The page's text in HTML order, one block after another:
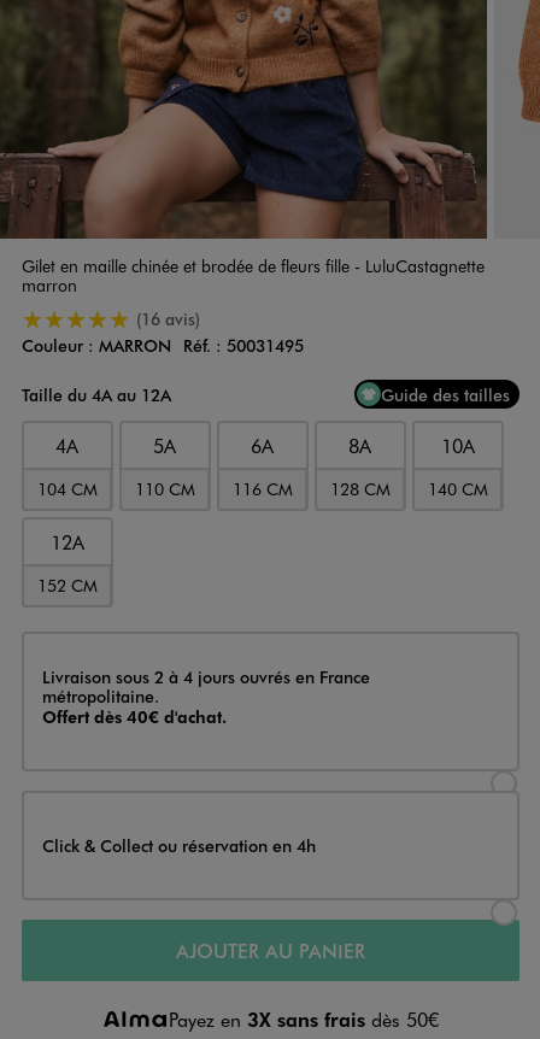
Gilet en maille chinée et brodée de fleurs fille - LuluCastagnette
marron
5/5 de moyenne(16 avis)
Couleur
Couleur : MARRON Réf. : 50031495
Taille du 4A au 12A
Guide des tailles
4A
104 CM
5A
110 CM
6A
116 CM
8A
128 CM
10A
140 CM
12A
152 CM
Livraison
Livraison sous 2 à 4 jours ouvrés en France
métropolitaine.
Offert dès 40€ d'achat.
Click & Collect ou réservation en 4h
AJOUTER AU PANIER
Payez en 3X sans frais dès 50€